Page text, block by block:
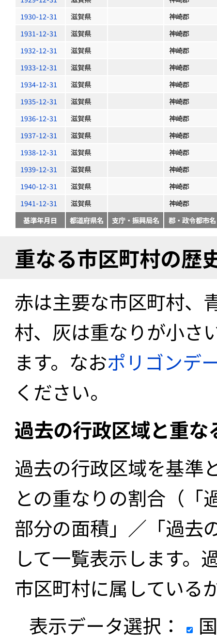
1930-12-31
滋賀県
神崎郡
1931-12-31
滋賀県
神崎郡
1932-12-31
滋賀県
神崎郡
1933-12-31
滋賀県
神崎郡
1934-12-31
滋賀県
神崎郡
1935-12-31
滋賀県
神崎郡
1936-12-31
滋賀県
神崎郡
1937-12-31
滋賀県
神崎郡
1938-12-31
滋賀県
神崎郡
1939-12-31
滋賀県
神崎郡
1940-12-31
滋賀県
神崎郡
1941-12-31
滋賀県
神崎郡
基準年月日
都道府県名 支庁・振興局名 郡・政令都市名
重なる市区町村の歴
赤は主要な市区町村、
村、灰は重なりが小さ
ます。なおポリゴンデ
ください。
過去の行政区域と重
過去の行政区域を基準
との重なりの割合（「
部分の面積」／「過去
して一覧表示します。
市区町村に属している
表示データ選択：